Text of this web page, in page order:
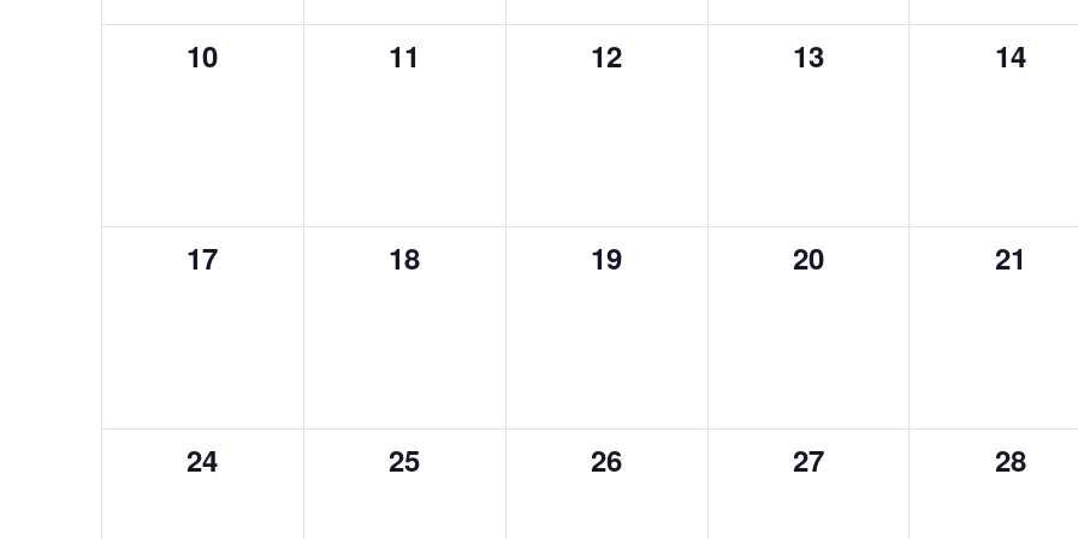
0
10
0
11
0
12
0
13
0
14
0
17
0
18
0
19
0
20
0
21
0
24
0
25
0
26
0
27
0
28